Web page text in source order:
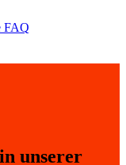
FAQ
unserer